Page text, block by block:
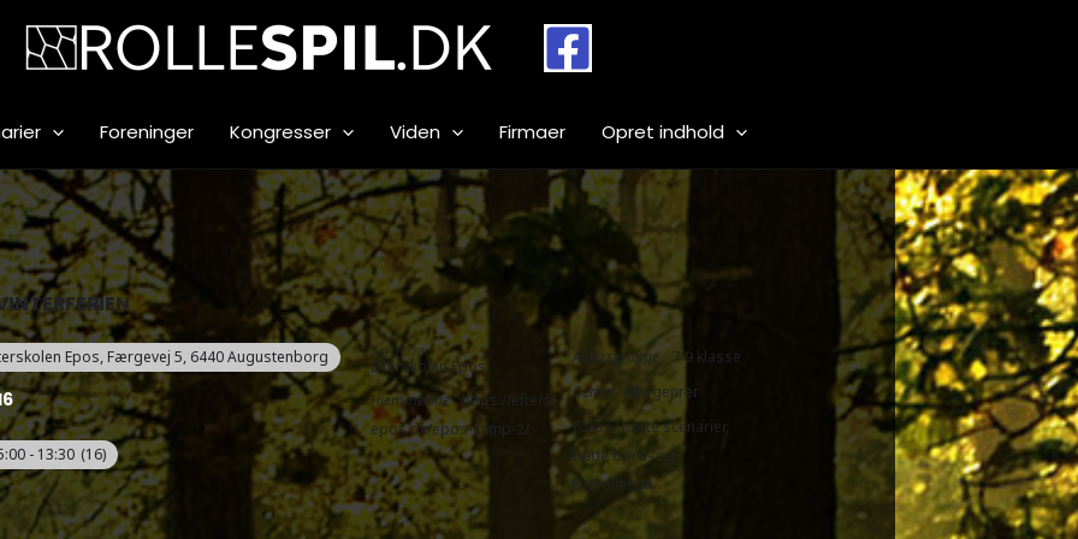
Foreninger Kongresser Viden Firmaer Opret indhold
Epos, Færgevej 5, 6440 Augustenborg
- 13:30 (16)
Arrangør
Efterskolen Epos
Hjemmeside
https://efterskolen-
epos.dk/epos-camp-2/
Aldersgruppe
7-9 klasse
Genre
Alle genrer
Fokus
Korte scenarier,
både bord- og
liverollespil